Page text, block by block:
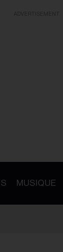
MUSIQUE